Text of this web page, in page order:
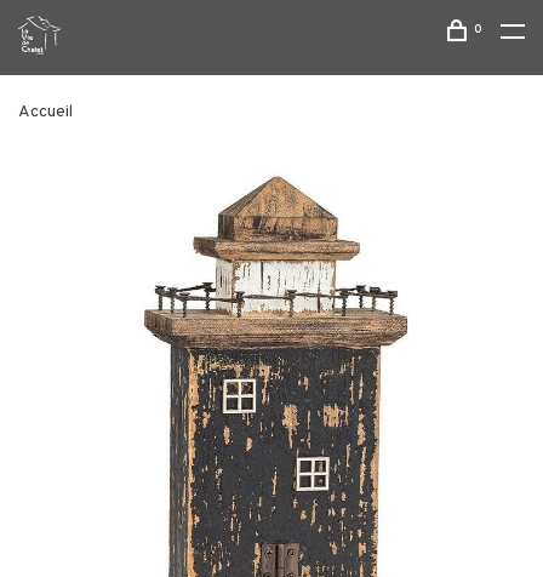
0
Accueil